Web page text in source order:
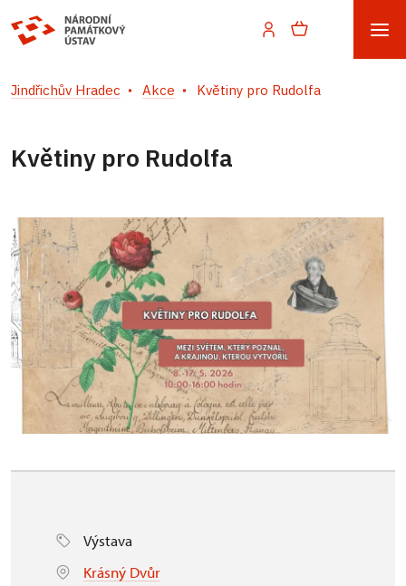
Jindřichův Hradec Akce Květiny pro Rudolfa
Květiny pro Rudolfa
Výstava
Krásný Dvůr